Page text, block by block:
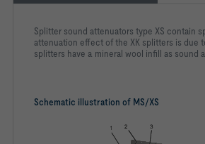
Schematic illustration of MS/XS
Splitter sound attenuators type XS contain
attenuation effect of the XK splitters is due
splitters have a mineral wool infill as sound